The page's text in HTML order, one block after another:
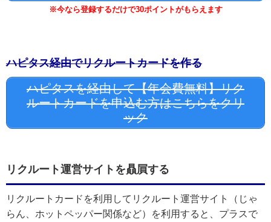
※今なら登録するだけで30ポイントがもらえます
ハピタス経由でリクルートカードを作る
ハピタスを経由して【年会費無料】リク
ルートカードを申込む方はこちらをクリ
ック
リクルート運営サイトを贔屓する
リクルートカードを利用してリクルート運営サイト（じゃ
らん、ホットペッパー関係など）を利用すると、プラスで